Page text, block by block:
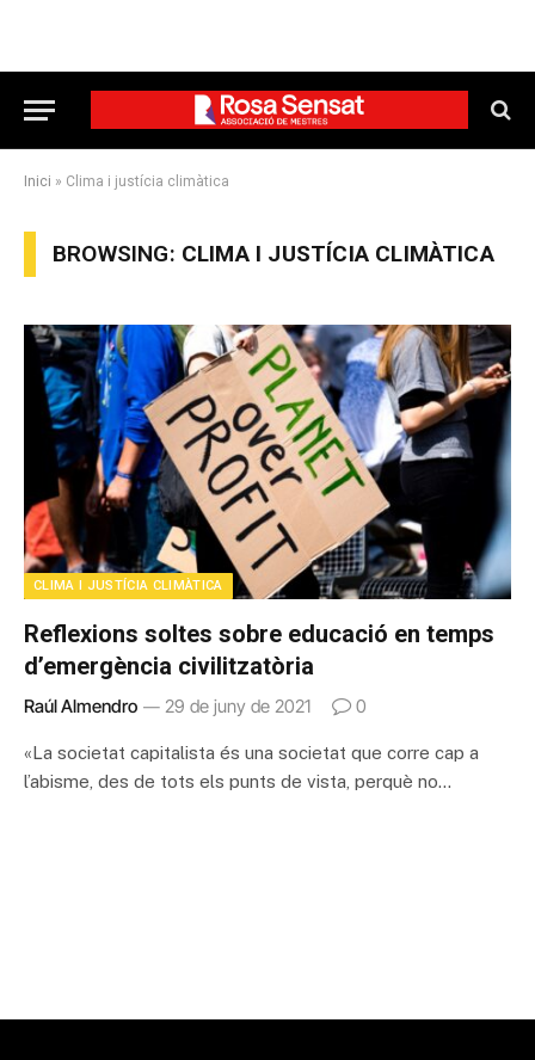
Inici » Clima i justícia climàtica
BROWSING: CLIMA I JUSTÍCIA CLIMÀTICA
CLIMA I JUSTÍCIA CLIMÀTICA
Reflexions soltes sobre educació en temps
d’emergència civilitzatòria
Raúl Almendro 29 de juny de 2021 0
«La societat capitalista és una societat que corre cap a
l’abisme, des de tots els punts de vista, perquè no…